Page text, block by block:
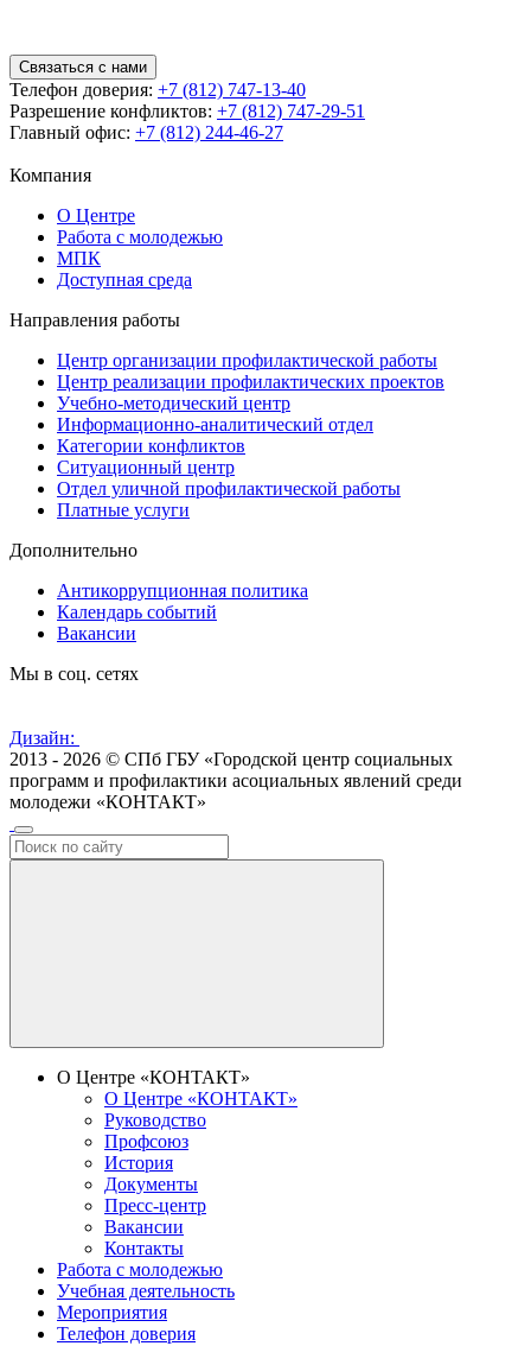
Связаться с нами
Телефон доверия: +7 (812) 747-13-40
Разрешение конфликтов: +7 (812) 747-29-51
Главный офис: +7 (812) 244-46-27
Компания
О Центре
Работа с молодежью
МПК
Доступная среда
Направления работы
Центр организации профилактической работы
Центр реализации профилактических проектов
Учебно-методический центр
Информационно-аналитический отдел
Категории конфликтов
Ситуационный центр
Отдел уличной профилактической работы
Платные услуги
Дополнительно
Антикоррупционная политика
Календарь событий
Вакансии
Мы в соц. сетях
Дизайн:
2013 - 2026 © СПб ГБУ «Городской центр социальных
программ и профилактики асоциальных явлений среди
молодежи «КОНТАКТ»
О Центре «КОНТАКТ»
О Центре «КОНТАКТ»
Руководство
Профсоюз
История
Документы
Пресс-центр
Вакансии
Контакты
Работа с молодежью
Учебная деятельность
Мероприятия
Телефон доверия